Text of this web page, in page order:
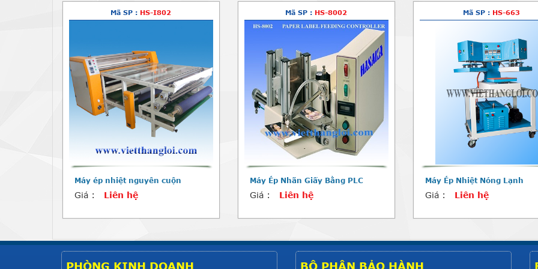
Mã SP : HS-I802
Máy ép nhiệt nguyên cuộn
Giá : Liên hệ
Mã SP : HS-8002
Máy Ép Nhãn Giấy Bằng PLC
Giá : Liên hệ
Mã SP : HS-663
Máy Ép Nhiệt Nóng Lạnh
Giá : Liên hệ
PHÒNG KINH DOANH BỘ PHẬN BẢO HÀNH